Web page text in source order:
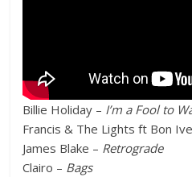
Billie Holiday – I’m a Fool to
Francis & The Lights ft Bon
James Blake – Retrograde
Clairo – Bags